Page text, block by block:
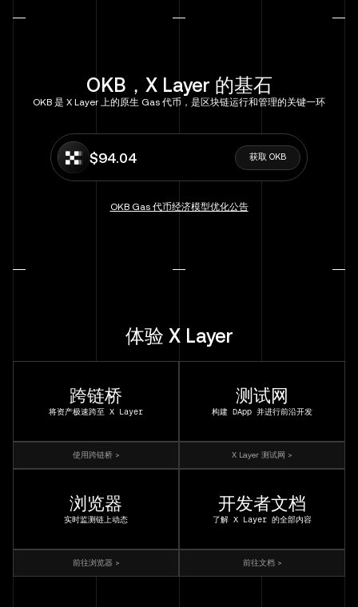
OKB，X Layer 的基石
OKB 是 X Layer 上的原生 Gas 代币，是区块链运行和管理的关键一环
$94.04 获取 OKB
OKB Gas 代币经济模型优化公告
体验 X Layer
跨链桥
将资产极速跨至 X Layer
使用跨链桥 >
测试网
构建 DApp 并进行前沿开发
X Layer 测试网 >
浏览器
实时监测链上动态
前往浏览器 >
开发者文档
了解 X Layer 的全部内容
前往文档 >